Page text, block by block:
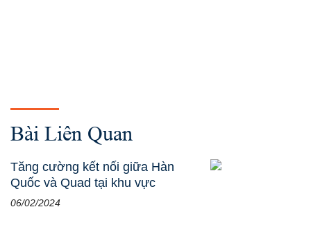
Bài Liên Quan
Tăng cường kết nối giữa Hàn
Quốc và Quad tại khu vực
06/02/2024